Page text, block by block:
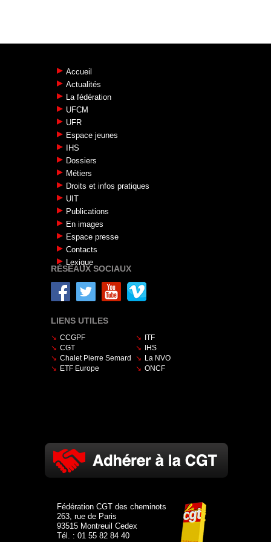
Accueil
Actualités
La fédération
UFCM
UFR
Espace jeunes
IHS
Dossiers
Métiers
Droits et infos pratiques
UIT
Publications
En images
Espace presse
Contacts
Lexique
RÉSEAUX SOCIAUX
LIENS UTILES
CCGPF
CGT
Chalet Pierre Semard
ETF Europe
ITF
IHS
La NVO
ONCF
Fédération CGT des cheminots
263, rue de Paris
93515 Montreuil Cedex
Tél. : 01 55 82 84 40